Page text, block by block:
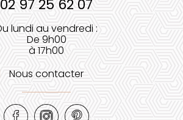
02 97 25 62 07
lundi au vendredi :
De 9h00
à 17h00
Nous contacter